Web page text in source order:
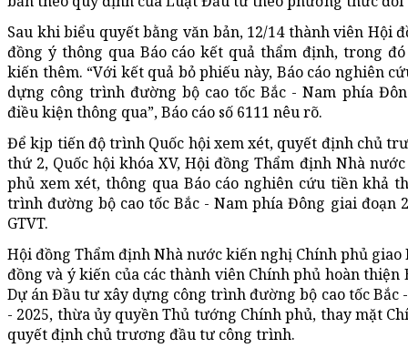
Sau khi biểu quyết bằng văn bản, 12/14 thành viên Hội
đồng ý thông qua Báo cáo kết quả thẩm định, trong
kiến thêm. “Với kết quả bỏ phiếu này, Báo cáo nghiên
dựng công trình đường bộ cao tốc Bắc - Nam phía
điều kiện thông qua”, Báo cáo số 6111 nêu rõ.
Để kịp tiến độ trình Quốc hội xem xét, quyết định chủ
thứ 2, Quốc hội khóa XV, Hội đồng Thẩm định Nhà
phủ xem xét, thông qua Báo cáo nghiên cứu tiền khả
trình đường bộ cao tốc Bắc - Nam phía Đông giai đoạn
GTVT.
Hội đồng Thẩm định Nhà nước kiến nghị Chính phủ giao
đồng và ý kiến của các thành viên Chính phủ hoàn
Dự án Đầu tư xây dựng công trình đường bộ cao tốc Bắc
- 2025, thừa ủy quyền Thủ tướng Chính phủ, thay mặt
quyết định chủ trương đầu tư công trình.